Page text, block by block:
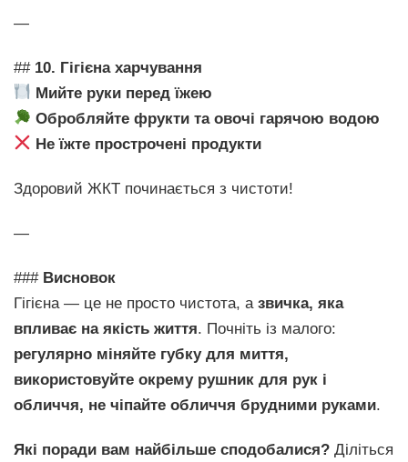
—
## 10. Гігієна харчування
Мийте руки перед їжею
Обробляйте фрукти та овочі гарячою водою
Не їжте прострочені продукти
Здоровий ЖКТ починається з чистоти!
—
### Висновок
Гігієна — це не просто чистота, а звичка, яка
впливає на якість життя. Почніть із малого:
регулярно міняйте губку для миття,
використовуйте окрему рушник для рук і
обличчя, не чіпайте обличчя брудними руками.
Які поради вам найбільше сподобалися? Діліться